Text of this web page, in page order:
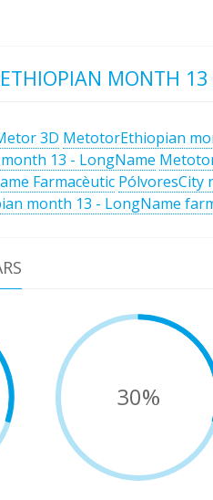
MONTH
3D MetotorEthiopian
13 - LongName
Farmacèutic PólvoresCity
month 13 - LongName
30%